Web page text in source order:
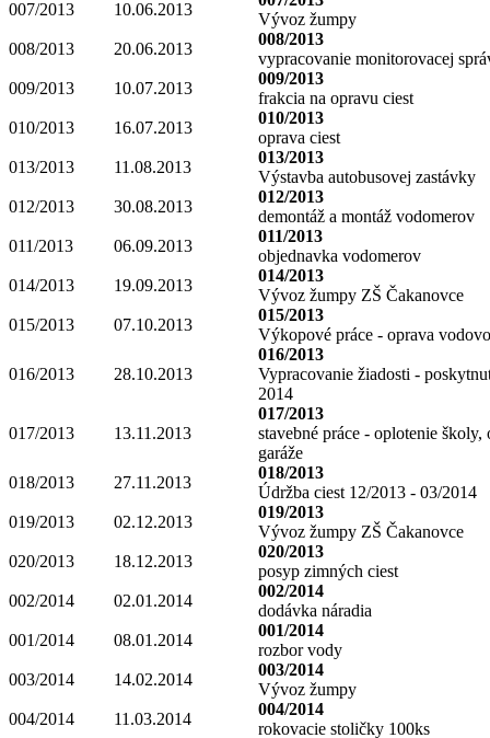
007/2013
10.06.2013
Vývoz žumpy
008/2013
20.06.2013
008/2013
vypracovanie monitorovacej
009/2013
10.07.2013
009/2013
frakcia na opravu ciest
010/2013
16.07.2013
010/2013
oprava ciest
013/2013
11.08.2013
013/2013
Výstavba autobusovej zastávky
012/2013
30.08.2013
012/2013
demontáž a montáž vodomerov
011/2013
06.09.2013
011/2013
objednavka vodomerov
014/2013
19.09.2013
014/2013
Vývoz žumpy ZŠ Čakanovce
015/2013
07.10.2013
015/2013
Výkopové práce - oprava
016/2013 28.10.2013
016/2013
Vypracovanie žiadosti -
2014
017/2013 13.11.2013
017/2013
stavebné práce - oplotenie
garáže
018/2013
27.11.2013
018/2013
Údržba ciest 12/2013 - 03/2014
019/2013
02.12.2013
019/2013
Vývoz žumpy ZŠ Čakanovce
020/2013
18.12.2013
020/2013
posyp zimných ciest
002/2014
02.01.2014
002/2014
dodávka náradia
001/2014
08.01.2014
001/2014
rozbor vody
003/2014
14.02.2014
003/2014
Vývoz žumpy
004/2014
11.03.2014
004/2014
rokovacie stoličky 100ks